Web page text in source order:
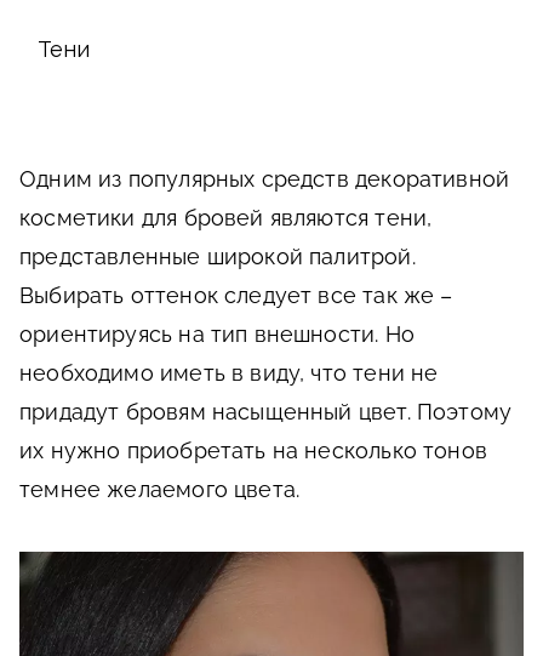
Тени
Одним из популярных средств декоративной
косметики для бровей являются тени,
представленные широкой палитрой.
Выбирать оттенок следует все так же –
ориентируясь на тип внешности. Но
необходимо иметь в виду, что тени не
придадут бровям насыщенный цвет. Поэтому
их нужно приобретать на несколько тонов
темнее желаемого цвета.